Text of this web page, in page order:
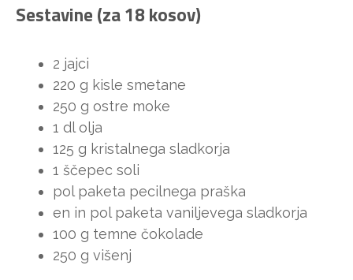
Sestavine (za 18 kosov)
2 jajci
220 g kisle smetane
250 g ostre moke
1 dl olja
125 g kristalnega sladkorja
1 ščepec soli
pol paketa pecilnega praška
en in pol paketa vaniljevega sladkorja
100 g temne čokolade
250 g višenj